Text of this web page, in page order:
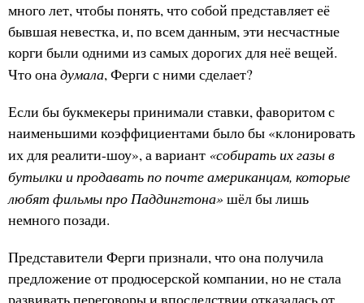
много лет, чтобы понять, что собой представляет её
бывшая невестка, и, по всем данным, эти несчастные
корги были одними из самых дорогих для неё вещей.
Что онадумала, Ферги с ними сделает?
Если бы букмекеры принимали ставки, фаворитом с
наименьшими коэффициентами было бы «клонировать
их для реалити-шоу», а вариант «собирать их газы в
бутылки и продавать по почте американцам, которые
любят фильмы про Паддингтона» шёл бы лишь
немного позади.
Представители Ферги признали, что она получила
предложение от продюсерской компании, но не стала